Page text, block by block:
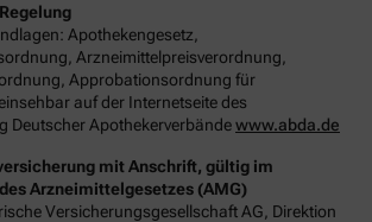
Apothekengesetz,
Arzneimittelpreisverordnung,
Approbationsordnung für
auf der Internetseite des
Deutscher Apothekerverbändewww.abda.de
mit Anschrift, gültig im
Arzneimittelgesetzes (AMG)
Versicherungsgesellschaft AG, Direktion